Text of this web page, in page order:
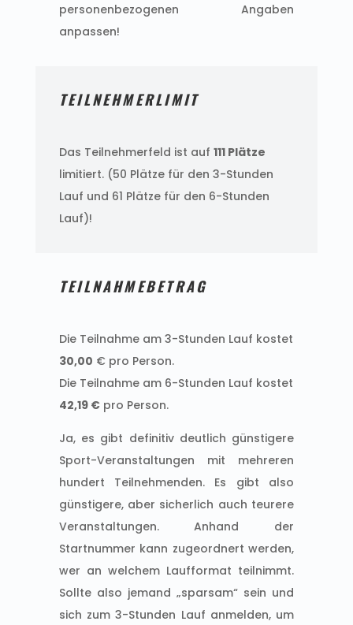
personenbezogenen Angaben
anpassen!
TEILNEHMERLIMIT
Das Teilnehmerfeld ist auf 111 Plätze
limitiert. (50 Plätze für den 3-Stunden
Lauf und 61 Plätze für den 6-Stunden
Lauf)!
TEILNAHMEBETRAG
Die Teilnahme am 3-Stunden Lauf kostet
30,00 € pro Person.
Die Teilnahme am 6-Stunden Lauf kostet
42,19 €pro Person.
Ja, es gibt definitiv deutlich günstigere
Sport-Veranstaltungen mit mehreren
hundert Teilnehmenden. Es gibt also
günstigere, aber sicherlich auch teurere
Veranstaltungen. Anhand der
Startnummer kann zugeordnert werden,
wer an welchem Laufformat teilnimmt.
Sollte also jemand „sparsam“ sein und
sich zum 3-Stunden Lauf anmelden, um